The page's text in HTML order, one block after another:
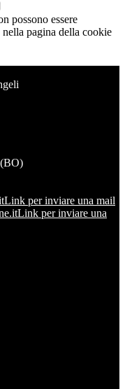
possono essere
pagina della cookie
Link per inviare una mail
Link per inviare una